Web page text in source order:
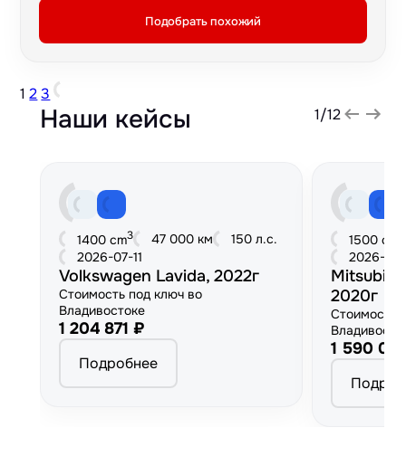
Подобрать похожий
1 2 3
Наши кейсы 1/12
1400 cm3 47 000 км
150 л.с.
2026-07-11
Volkswagen Lavida, 2022г
Стоимость под ключ во
Владивостоке
1 204 871 ₽
Подробнее
1500 cm
2026-
2020г
Стоимость
1 590